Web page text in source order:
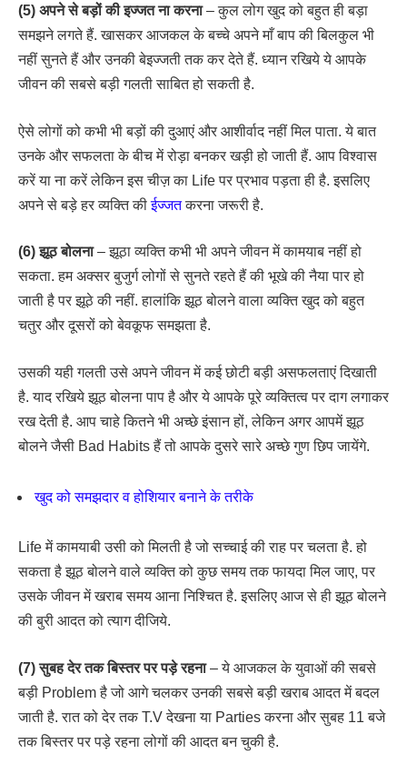
(5) अपने से बड़ों की इज्जत ना करना– कुल लोग खुद को बहुत ही बड़ा
समझने लगते हैं. खासकर आजकल के बच्चे अपने माँ बाप की बिलकुल भी
नहीं सुनते हैं और उनकी बेइज्जती तक कर देते हैं. ध्यान रखिये ये आपके
जीवन की सबसे बड़ी गलती साबित हो सकती है.
ऐसे लोगों को कभी भी बड़ों की दुआएं और आशीर्वाद नहीं मिल पाता. ये बात
उनके और सफलता के बीच में रोड़ा बनकर खड़ी हो जाती हैं. आप विश्वास
करें या ना करें लेकिन इस चीज़ का Life पर प्रभाव पड़ता ही है. इसलिए
अपने से बड़े हर व्यक्ति कीईज्जतकरना जरूरी है.
(6) झूठ बोलना– झूठा व्यक्ति कभी भी अपने जीवन में कामयाब नहीं हो
सकता. हम अक्सर बुजुर्ग लोगों से सुनते रहते हैं की भूखे की नैया पार हो
जाती है पर झूठे की नहीं. हालांकि झूठ बोलने वाला व्यक्ति खुद को बहुत
चतुर और दूसरों को बेवकूफ समझता है.
उसकी यही गलती उसे अपने जीवन में कई छोटी बड़ी असफलताएं दिखाती
है. याद रखिये झूठ बोलना पाप है और ये आपके पूरे व्यक्तित्व पर दाग लगाकर
रख देती है. आप चाहे कितने भी अच्छे इंसान हों, लेकिन अगर आपमें झूठ
बोलने जैसी Bad Habits हैं तो आपके दुसरे सारे अच्छे गुण छिप जायेंगे.
खुद को समझदार व होशियार बनाने के तरीके
Life में कामयाबी उसी को मिलती है जो सच्चाई की राह पर चलता है. हो
सकता है झूठ बोलने वाले व्यक्ति को कुछ समय तक फायदा मिल जाए, पर
उसके जीवन में खराब समय आना निश्चित है. इसलिए आज से ही झूठ बोलने
की बुरी आदत को त्याग दीजिये.
(7) सुबह देर तक बिस्तर पर पड़े रहना– ये आजकल के युवाओं की सबसे
बड़ी Problem है जो आगे चलकर उनकी सबसे बड़ी खराब आदत में बदल
जाती है. रात को देर तक T.V देखना या Parties करना और सुबह 11 बजे
तक बिस्तर पर पड़े रहना लोगों की आदत बन चुकी है.